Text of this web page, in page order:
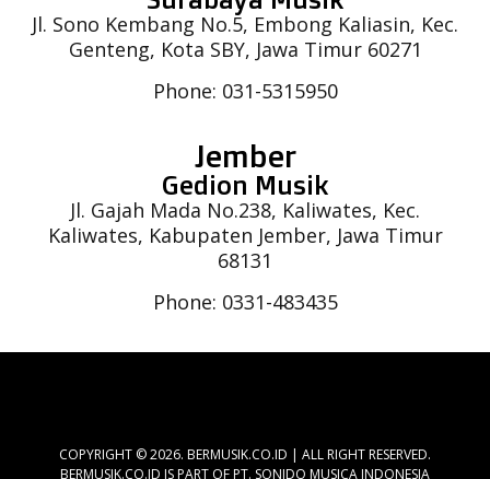
Jl. Sono Kembang No.5, Embong Kaliasin, Kec.
Genteng, Kota SBY, Jawa Timur 60271
Phone: 031-5315950
Jember
Gedion Musik
Jl. Gajah Mada No.238, Kaliwates, Kec.
Kaliwates, Kabupaten Jember, Jawa Timur
68131
Phone: 0331-483435
COPYRIGHT © 2026. BERMUSIK.CO.ID | ALL RIGHT RESERVED.
BERMUSIK.CO.ID IS PART OF PT. SONIDO MUSICA INDONESIA